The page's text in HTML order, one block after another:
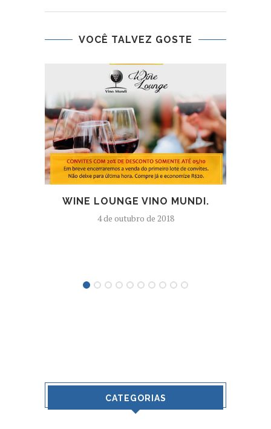
VOCÊ TALVEZ GOSTE
WINE LOUNGE VINO MUNDI.
4 de outubro de 2018
CATEGORIAS